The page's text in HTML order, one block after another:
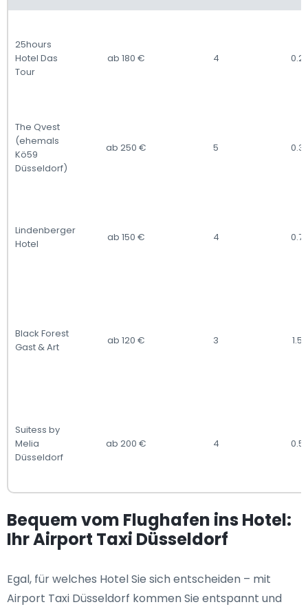
25hours
Hotel Das
Tour
ab 180 € 4 0.2
The Qvest
(ehemals
Kö59
Düsseldorf)
ab 250 € 5 0.3
Lindenberger
Hotel
ab 150 € 4 0.7
Black Forest
Gast & Art
ab 120 € 3 1.5
Suitess by
Melia
Düsseldorf
ab 200 € 4 0.5
Bequem vom Flughafen ins Hotel:
Ihr Airport Taxi Düsseldorf
Egal, für welches Hotel Sie sich entscheiden – mit
Airport Taxi Düsseldorf kommen Sie entspannt und